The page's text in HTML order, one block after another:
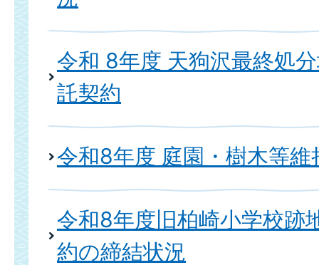
令和 8年度 天狗沢最終処
託契約
令和8年度 庭園・樹木等維
令和8年度旧柏崎小学校跡
約の締結状況